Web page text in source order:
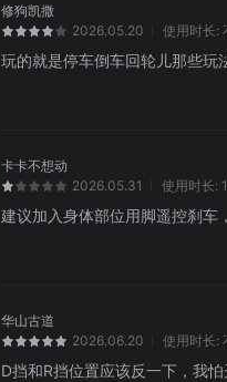
修狗凯撒
2026.05.20
使用时长:
玩的就是停车倒车回轮儿那些玩
卡卡不想动
2026.05.31
使用时长:
建议加入身体部位用脚遥控刹车
华山古道
2026.06.20
使用时长:
D挡和R挡位置应该反一下，我